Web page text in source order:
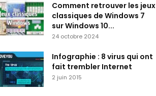
Comment retrouver les jeux
classiques de Windows 7
sur Windows 10...
24 octobre 2024
Infographie : 8 virus qui ont
fait trembler Internet
2 juin 2015